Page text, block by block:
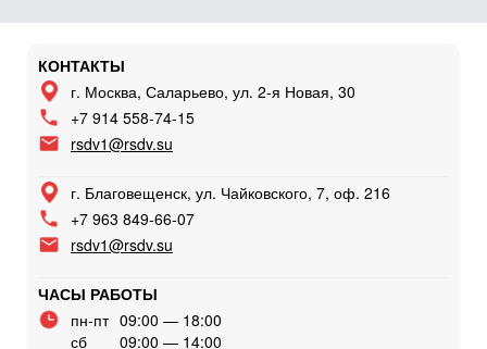
КОНТАКТЫ
г. Москва, Саларьево, ул. 2-я Новая, 30
+7 914 558-74-15
rsdv1@rsdv.su
г. Благовещенск, ул. Чайковского, 7, оф. 216
+7 963 849-66-07
rsdv1@rsdv.su
ЧАСЫ РАБОТЫ
пн-пт 09:00 — 18:00
сб
09:00 — 14:00